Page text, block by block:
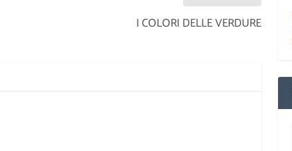
I COLORI DELLE VERDURE